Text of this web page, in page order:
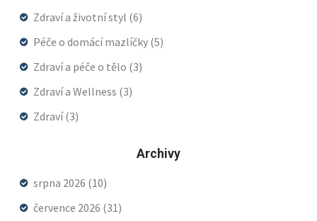
Zdraví a životní styl (6)
Péče o domácí mazlíčky (5)
Zdraví a péče o tělo (3)
Zdraví a Wellness (3)
Zdraví(3)
Archivy
srpna 2026 (10)
července 2026 (31)